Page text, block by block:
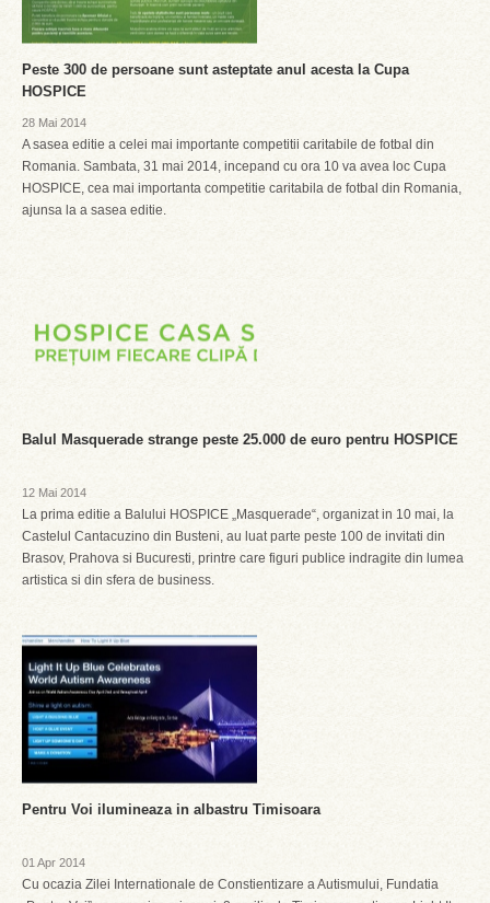
Peste 300 de persoane sunt asteptate anul acesta la Cupa
HOSPICE
28 Mai 2014
A sasea editie a celei mai importante competitii caritabile de fotbal din
Romania. Sambata, 31 mai 2014, incepand cu ora 10 va avea loc Cupa
HOSPICE, cea mai importanta competitie caritabila de fotbal din Romania,
ajunsa la a sasea editie.
Balul Masquerade strange peste 25.000 de euro pentru HOSPICE
12 Mai 2014
La prima editie a Balului HOSPICE „Masquerade“, organizat in 10 mai, la
Castelul Cantacuzino din Busteni, au luat parte peste 100 de invitati din
Brasov, Prahova si Bucuresti, printre care figuri publice indragite din lumea
artistica si din sfera de business.
Pentru Voi ilumineaza in albastru Timisoara
01 Apr 2014
Cu ocazia Zilei Internationale de Constientizare a Autismului, Fundatia